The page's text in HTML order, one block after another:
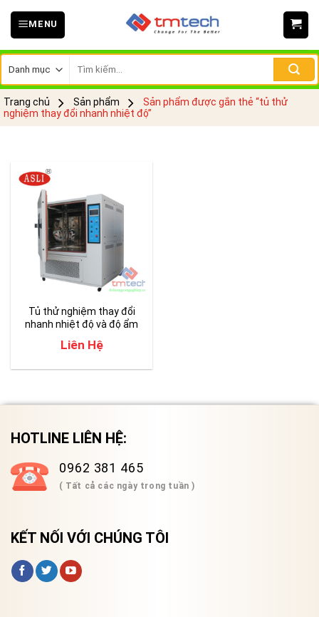
Skip
MENU
kiếm:
Trang chủ Sản phẩm
Sản phẩm được gắn thẻ “tủ thử
nghiệm thay đổi nhanh nhiệt độ”
Tủ thử nghiệm thay đổi
nhanh nhiệt độ và độ ẩm
Liên Hệ
HOTLINE LIÊN HỆ:
0962 381 465
( Tất cả các ngày trong tuần )
KẾT NỐI VỚI CHÚNG TÔI